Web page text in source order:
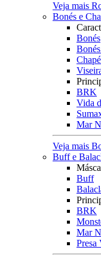
Veja mais
Bonés e
Bonés
BRK
Vida
Mar
Veja mais
Buff e
Buff
BRK
Mar
Presa